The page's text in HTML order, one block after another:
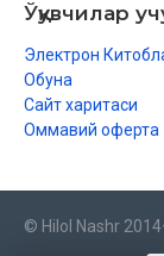
Ўқувчилар
Электрон
Обуна
Сайт харитаси
Оммавий оферта
© Hilol Nashr